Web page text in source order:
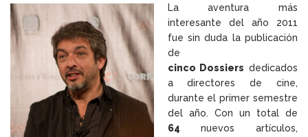
La aventura más
interesante del año 2011
fue sin duda la publicación
de
cinco Dossiers dedicados
a directores de cine,
durante el primer semestre
del año. Con un total de
64 nuevos artículos,